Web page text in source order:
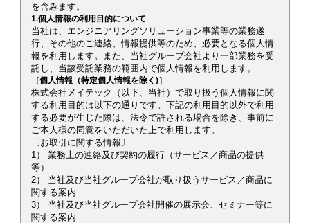
を含みます。
1.個人情報の利用目的について
当社は、エンジニアリングソリューション事業等の業務遂
行、その他のご連絡、情報提供等のため、必要となる個人情
報を利用します。また、当社グループ会社より一部業務を受
託し、当該受託業務の範囲内で個人情報を利用します。
［個人情報（特定個人情報を除く)］
株式会社メイテック（以下、当社）で取り扱う個人情報に関
する利用目的は以下の通りです。下記の利用目的以外で利用
する必要が生じた際は、法令で許される場合を除き、事前に
ご本人様の同意をいただいた上で利用します。
〔お取引に関する情報〕
1） 業務上の連絡及び契約の履行（サービス／商品の提供
等）
2） 当社及び当社グループ会社が取り扱うサービス／商品に
関する案内
3） 当社及び当社グループ会社開催の展示会、セミナー等に
関する案内